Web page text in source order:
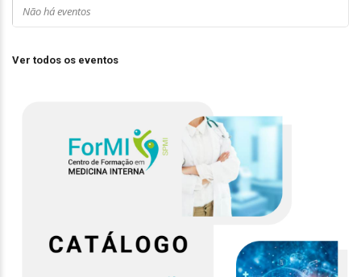
Não há eventos
Ver todos os eventos